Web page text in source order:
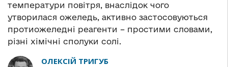
температури повітря, внаслідок чого
утворилася ожеледь, активно застосовуються
протиожеледні реагенти – простими словами,
різні хімічні сполуки солі.
ОЛЕКСІЙ ТРИГУБ